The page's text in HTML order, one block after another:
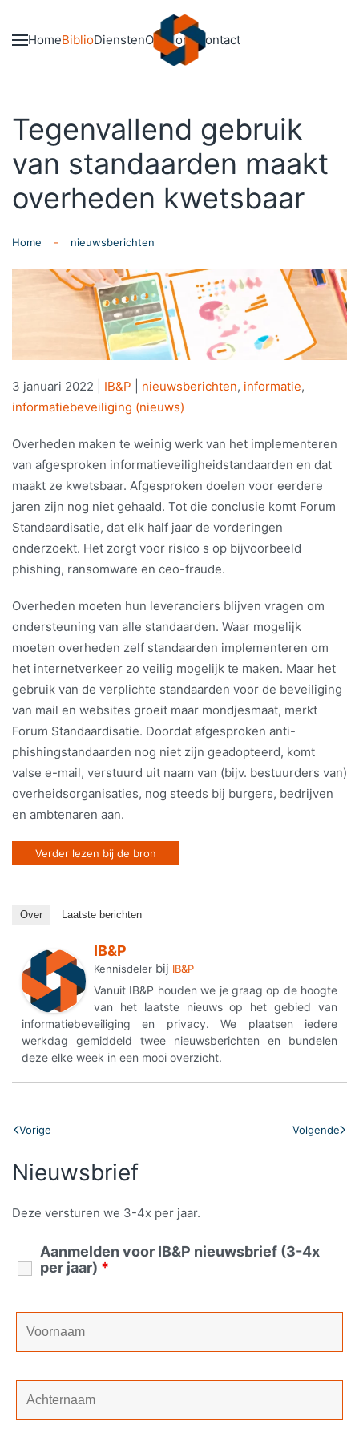
Skip to main content
HomeBiblioDienstenOver onsContact
Tegenvallend gebruik
van standaarden maakt
overheden kwetsbaar
Home nieuwsberichten
3 januari 2022 IB&P nieuwsberichten, informatie,
informatiebeveiliging (nieuws)
Overheden maken te weinig werk van het implementeren
van afgesproken informatieveiligheidstandaarden en dat
maakt ze kwetsbaar. Afgesproken doelen voor eerdere
jaren zijn nog niet gehaald. Tot die conclusie komt Forum
Standaardisatie, dat elk half jaar de vorderingen
onderzoekt. Het zorgt voor risico s op bijvoorbeeld
phishing, ransomware en ceo-fraude.
Overheden moeten hun leveranciers blijven vragen om
ondersteuning van alle standaarden. Waar mogelijk
moeten overheden zelf standaarden implementeren om
het internetverkeer zo veilig mogelijk te maken. Maar het
gebruik van de verplichte standaarden voor de beveiliging
van mail en websites groeit maar mondjesmaat, merkt
Forum Standaardisatie. Doordat afgesproken anti-
phishingstandaarden nog niet zijn geadopteerd, komt
valse e-mail, verstuurd uit naam van (bijv. bestuurders van)
overheidsorganisaties, nog steeds bij burgers, bedrijven
en ambtenaren aan.
Verder lezen bij de bron
Over Laatste berichten
IB&P
Kennisdeler bij IB&P
Vanuit IB&P houden we je graag op de hoogte
van het laatste nieuws op het gebied van
informatiebeveiliging en privacy. We plaatsen iedere
werkdag gemiddeld twee nieuwsberichten en bundelen
deze elke week in een mooi overzicht.
Vorige Volgende
Nieuwsbrief
Deze versturen we 3-4x per jaar.
Aanmelden voor IB&P nieuwsbrief (3-4x
per jaar) *